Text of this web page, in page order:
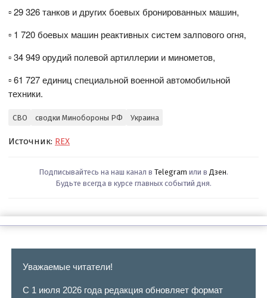
▫️ 29 326 танков и других боевых бронированных машин,
▫️ 1 720 боевых машин реактивных систем залпового огня,
▫️ 34 949 орудий полевой артиллерии и минометов,
▫️ 61 727 единиц специальной военной автомобильной
техники.
СВО сводки Минобороны РФ Украина
Источник: REX
Подписывайтесь на наш канал в Telegram или в Дзен.
Будьте всегда в курсе главных событий дня.
Уважаемые читатели!
С 1 июля 2026 года редакция обновляет формат